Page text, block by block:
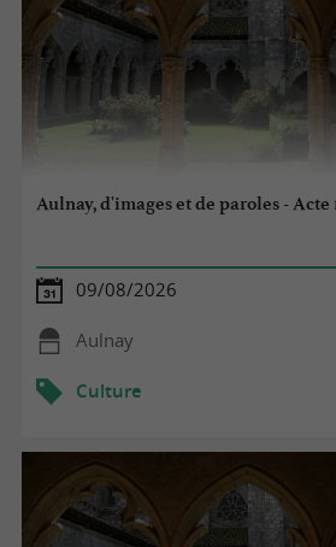
Aulnay, d'images et de paroles - Acte
09/08/2026
Aulnay
Culture